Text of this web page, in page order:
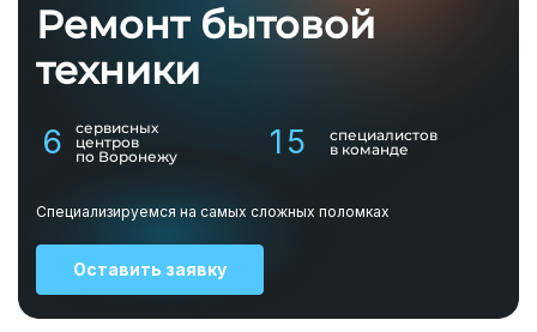
Ремонт бытовой
техники
6
сервисных
центров
по Воронежу
15
специалистов
в команде
Специализируемся на самых сложных поломках
Оставить заявку